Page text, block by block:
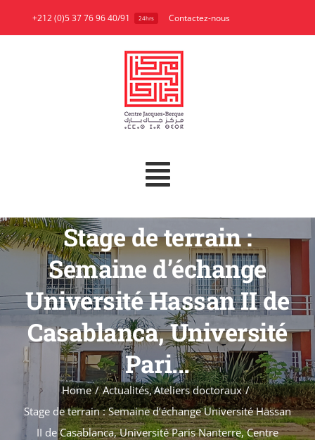
to
+212 (0)5 37 76 96 40/91 24hrs Contactez-nous
Toggle
Navigation
A propos
Recherche
Publications
Bibliothèque
Formations
Évènements
Appels
Agenda
Stage de terrain :
Semaine d’échange
Université Hassan II de
Casablanca, Université
Pari...
Home Actualités Ateliers doctoraux
Stage de terrain : Semaine d’échange Université Hassan
II de Casablanca, Université Paris Nanterre, Centre